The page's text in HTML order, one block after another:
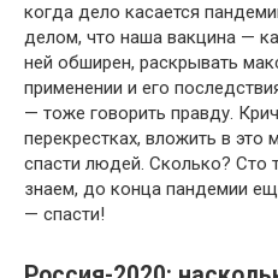
когда дело касается
делом, что наша вакцина —
ней обширен, раскрывать
применении и его
— тоже говорить правду.
перекрестках, вложить в
спасти людей. Сколько? Сто
знаем, до конца пандемии
— спасти!